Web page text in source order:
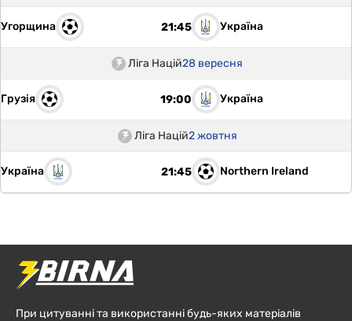
Угорщина 21:45 Україна
Ліга Націй28 вересня
Грузія 19:00 Україна
Ліга Націй2 жовтня
Україна 21:45 Northern Ireland
При цитуванні та використанні будь-яких матеріалів